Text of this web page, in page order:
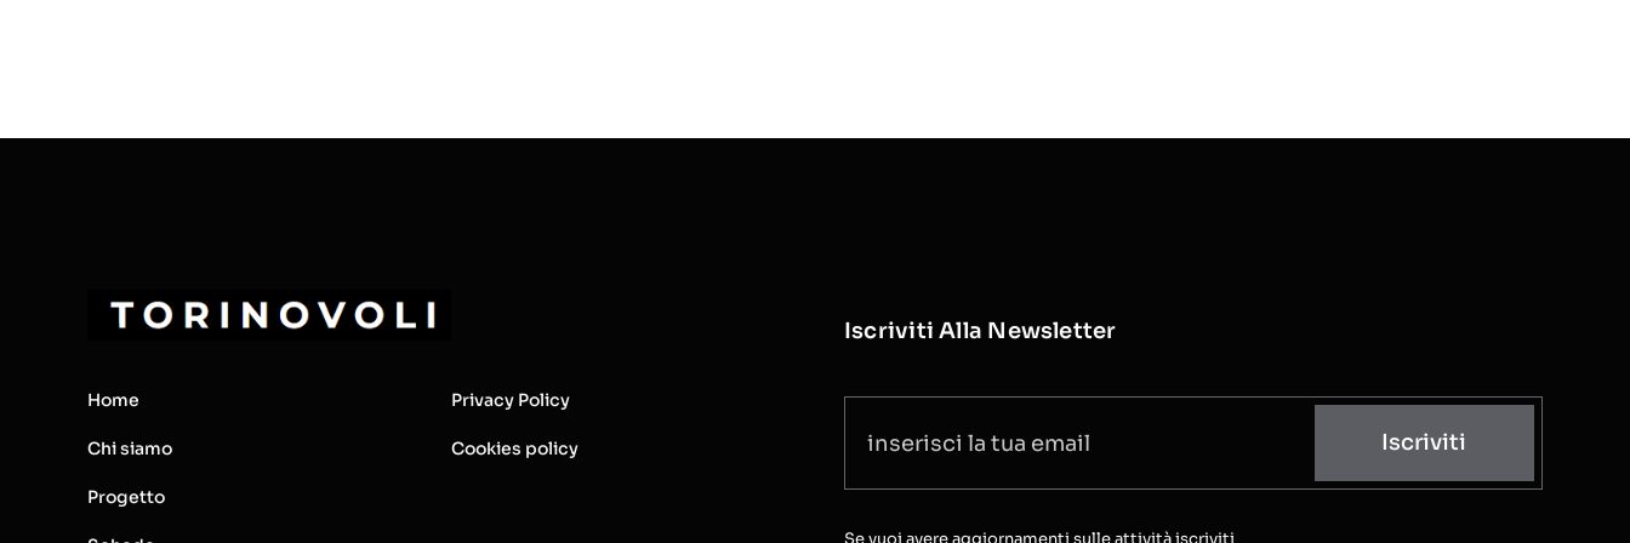
Home
Chi siamo
Progetto
Privacy Policy
Cookies policy
Iscriviti Alla Newsletter
Iscriviti
Se vuoi avere aggiornamenti sulle attività iscriviti